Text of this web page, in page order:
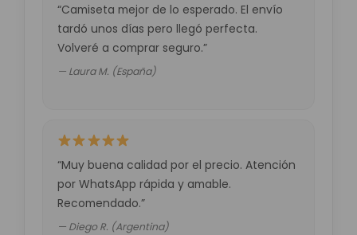
“Camiseta mejor de lo esperado. El envío
tardó unos días pero llegó perfecta.
Volveré a comprar seguro.”
— Laura M. (España)
“Muy buena calidad por el precio. Atención
por WhatsApp rápida y amable.
Recomendado.”
— Diego R. (Argentina)